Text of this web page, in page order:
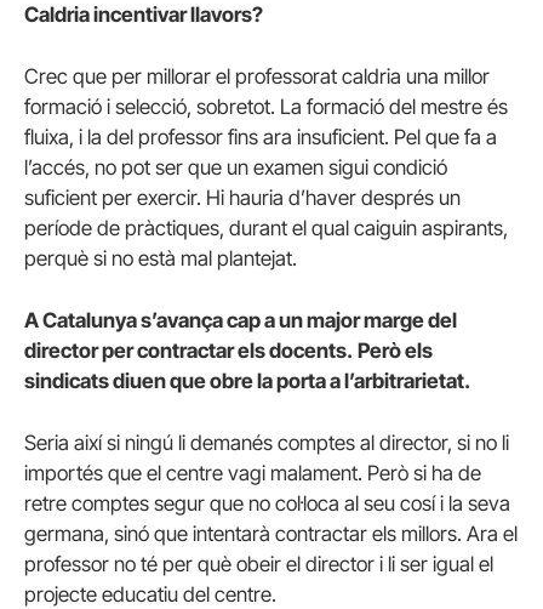
Caldria incentivar llavors?
Crec que per millorar el professorat caldria una millor
formació i selecció, sobretot. La formació del mestre és
fluixa, i la del professor fins ara insuficient. Pel que fa a
l’accés, no pot ser que un examen sigui condició
suficient per exercir. Hi hauria d’haver després un
període de pràctiques, durant el qual caiguin aspirants,
perquè si no està mal plantejat.
A Catalunya s’avança cap a un major marge del
director per contractar els docents. Però els
sindicats diuen que obre la porta a l’arbitrarietat.
Seria així si ningú li demanés comptes al director, si no li
importés que el centre vagi malament. Però si ha de
retre comptes segur que no col·loca al seu cosí i la seva
germana, sinó que intentarà contractar els millors. Ara el
professor no té per què obeir el director i li ser igual el
projecte educatiu del centre.